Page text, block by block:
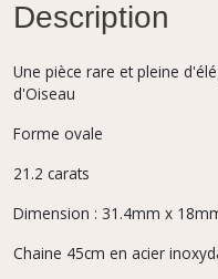
Description
Une pièce rare et pleine
d'Oiseau
Forme ovale
21.2 carats
Dimension : 31.4mm x
Chaine 45cm en acier